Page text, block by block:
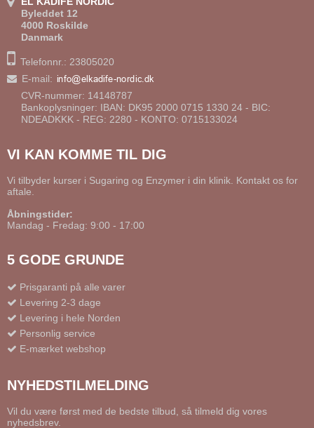
Byleddet 12
4000 Roskilde
Danmark
Telefonnr.: 23805020
E-mail:
CVR-nummer: 14148787
Bankoplysninger: IBAN: DK95 2000 0715 1330 24 - BIC:
NDEADKKK - REG: 2280 - KONTO: 0715133024
VI KAN KOMME TIL DIG
Vi tilbyder kurser i Sugaring og Enzymer i din klinik. Kontakt os for
aftale.
Åbningstider:
Mandag - Fredag: 9:00 - 17:00
5 GODE GRUNDE
Prisgaranti på alle varer
Levering 2-3 dage
Levering i hele Norden
Personlig service
E-mærket webshop
NYHEDSTILMELDING
Vil du være først med de bedste tilbud, så tilmeld dig vores
nyhedsbrev.